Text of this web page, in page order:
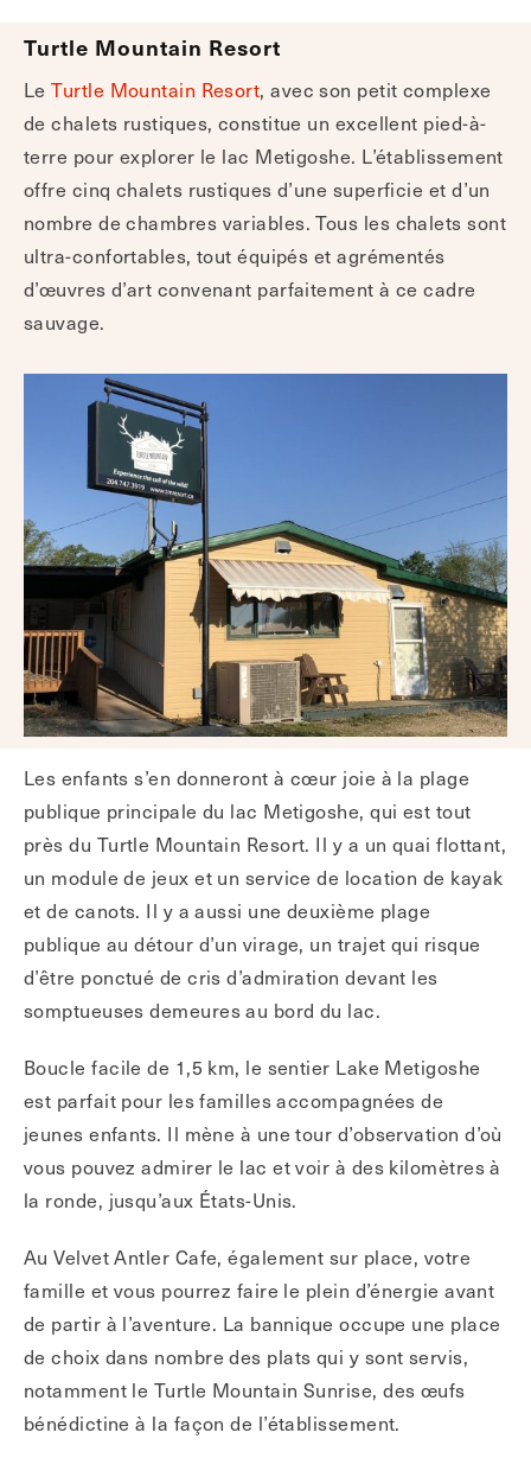
Turtle Mountain Resort
LeTurtle Mountain Resort, avec son petit complexe
de chalets rustiques, constitue un excellent pied-à-
terre pour explorer le lac Metigoshe. L’établissement
offre cinq chalets rustiques d’une superficie et d’un
nombre de chambres variables. Tous les chalets sont
ultra-confortables, tout équipés et agrémentés
d’œuvres d’art convenant parfaitement à ce cadre
sauvage.
Les enfants s’en donneront à cœur joie à la plage
publique principale du lac Metigoshe, qui est tout
près du Turtle Mountain Resort. Il y a un quai flottant,
un module de jeux et un service de location de kayak
et de canots. Il y a aussi une deuxième plage
publique au détour d’un virage, un trajet qui risque
d’être ponctué de cris d’admiration devant les
somptueuses demeures au bord du lac.
Boucle facile de 1,5 km, le sentier Lake Metigoshe
est parfait pour les familles accompagnées de
jeunes enfants. Il mène à une tour d’observation d’où
vous pouvez admirer le lac et voir à des kilomètres à
la ronde, jusqu’aux États-Unis.
Au Velvet Antler Cafe, également sur place, votre
famille et vous pourrez faire le plein d’énergie avant
de partir à l’aventure. La bannique occupe une place
de choix dans nombre des plats qui y sont servis,
notamment le Turtle Mountain Sunrise, des œufs
bénédictine à la façon de l’établissement.